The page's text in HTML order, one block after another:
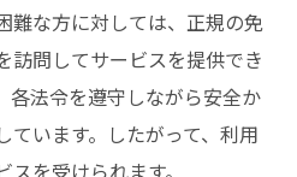
難な方に対しては、正規の免
訪問してサービスを提供でき
各法令を遵守しながら安全か
ています。したがって、利用
を受けられます。